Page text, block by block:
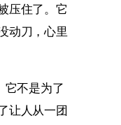
压住了。它
动刀，心里
它不是为了
让人从一团